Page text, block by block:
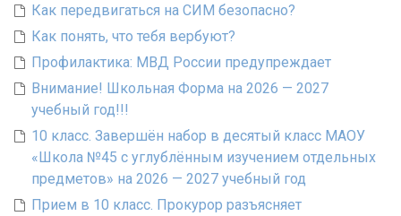
Как передвигаться на СИМ безопасно?
Как понять, что тебя вербуют?
Профилактика: МВД России предупреждает
Внимание! Школьная Форма на 2026 — 2027
учебный год!!!
10 класс. Завершён набор в десятый класс МАОУ
«Школа №45 с углублённым изучением отдельных
предметов» на 2026 — 2027 учебный год
Прием в 10 класс. Прокурор разъясняет